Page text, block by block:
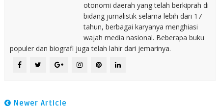
otonomi daerah yang telah berkiprah di
bidang jurnalistik selama lebih dari 17
tahun, berbagai karyanya menghiasi
wajah media nasional. Beberapa buku
populer dan biografi juga telah lahir dari jemarinya.
Newer Article